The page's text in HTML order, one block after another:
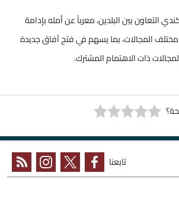
التعاون بين البلدين، معرباً عن أمله بإدامة
مختلف المجالات، بما يسهم في فتح آفاق جديدة
ذات الاهتمام المشترك.
تابعنا